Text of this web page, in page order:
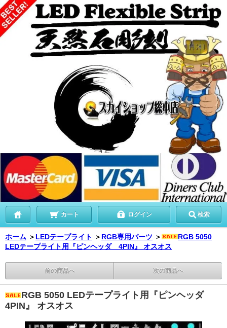
カート ログイン 検索
ホーム ＞ LEDテープライト ＞ RGB専用パーツ ＞
RGB 5050
LEDテープライト用『ピンヘッダ 4PIN』 オスオス
前の商品へ 次の商品へ
RGB 5050 LEDテープライト用『ピンヘッダ
4PIN』 オスオス